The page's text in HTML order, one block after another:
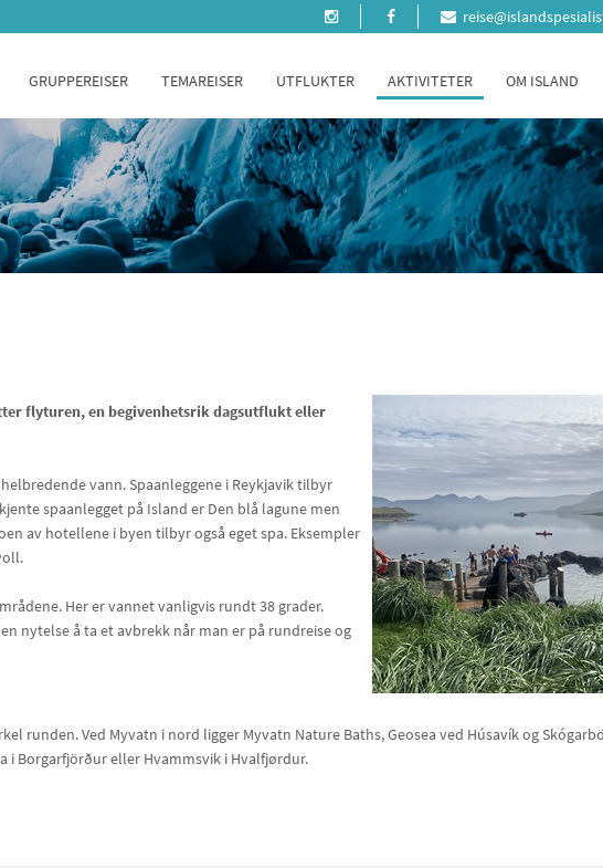
GRUPPEREISER TEMAREISER UTFLUKTER AKTIVITETER OM ISLAND
flyturen, en begivenhetsrik dagsutflukt eller
vann. Spaanleggene i Reykjavik tilbyr
spaanlegget på Island er Den blå lagune men
av hotellene i byen tilbyr også eget spa. Eksempler
Her er vannet vanligvis rundt 38 grader.
nytelse å ta et avbrekk når man er på rundreise og
runden. Ved Myvatn i nord ligger Myvatn Nature Baths, Geosea ved Húsavík og
i Borgarfjörður eller Hvammsvik i Hvalfjørdur.